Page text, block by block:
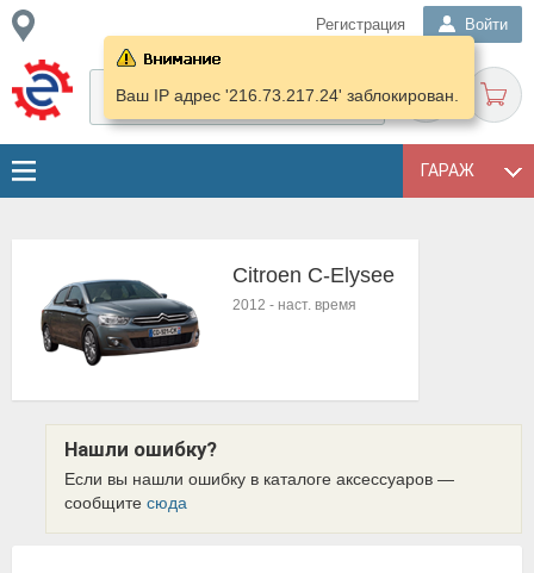
Регистрация Войти
ГАРАЖ
Ваш IP адрес '216.73.217.24' заблокирован.
Citroen C-Elysee
2012 - наст. время
Нашли ошибку?
Если вы нашли ошибку в каталоге аксессуаров —
сообщите сюда